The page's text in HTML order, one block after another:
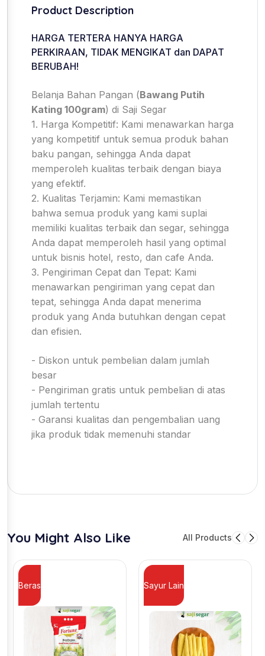
Product Description
HARGA TERTERA HANYA HARGA
PERKIRAAN, TIDAK MENGIKAT dan DAPAT
BERUBAH!
Belanja Bahan Pangan (Bawang Putih
Kating 100gram) di Saji Segar
1. Harga Kompetitif: Kami menawarkan harga
yang kompetitif untuk semua produk bahan
baku pangan, sehingga Anda dapat
memperoleh kualitas terbaik dengan biaya
yang efektif.
2. Kualitas Terjamin: Kami memastikan
bahwa semua produk yang kami suplai
memiliki kualitas terbaik dan segar, sehingga
Anda dapat memperoleh hasil yang optimal
untuk bisnis hotel, resto, dan cafe Anda.
3. Pengiriman Cepat dan Tepat: Kami
menawarkan pengiriman yang cepat dan
tepat, sehingga Anda dapat menerima
produk yang Anda butuhkan dengan cepat
dan efisien.
- Diskon untuk pembelian dalam jumlah
besar
- Pengiriman gratis untuk pembelian di atas
jumlah tertentu
- Garansi kualitas dan pengembalian uang
jika produk tidak memenuhi standar
You Might Also Like All Products
Beras Sayur Lain